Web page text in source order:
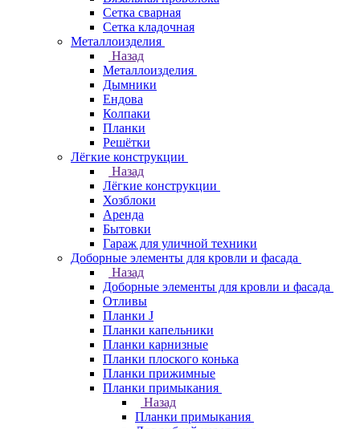
Сетка сварная
Сетка кладочная
Металлоизделия
Назад
Металлоизделия
Дымники
Ендова
Колпаки
Планки
Решётки
Лёгкие конструкции
Назад
Лёгкие конструкции
Хозблоки
Аренда
Бытовки
Гараж для уличной техники
Доборные элементы для кровли и фасада
Назад
Доборные элементы для кровли и фасада
Отливы
Планки J
Планки капельники
Планки карнизные
Планки плоского конька
Планки прижимные
Планки примыкания
Назад
Планки примыкания